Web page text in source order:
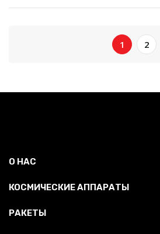
1 2
О НАС
КОСМИЧЕСКИЕ АППАРАТЫ
РАКЕТЫ